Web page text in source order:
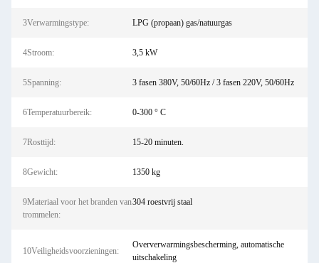
3Verwarmingstype: LPG (propaan) gas/natuurgas
4Stroom: 3,5 kW
5Spanning: 3 fasen 380V, 50/60Hz / 3 fasen 220V, 50/60Hz
6Temperatuurbereik: 0-300 ° C
7Rosttijd: 15-20 minuten.
8Gewicht: 1350 kg
9Materiaal voor het branden van
trommelen:
304 roestvrij staal
10Veiligheidsvoorzieningen:
Oververwarmingsbescherming, automatische
uitschakeling